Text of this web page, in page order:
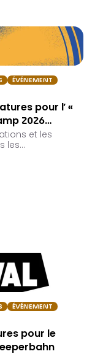
ÉVÉNEMENT
pour l’ «
2026…
et les
les…
ÉVÉNEMENT
pour le